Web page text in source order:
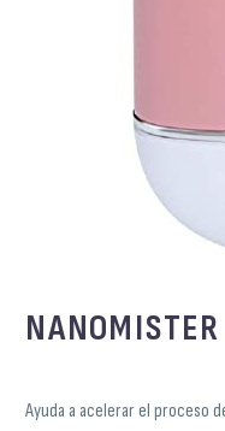
NANOMISTER
Ayuda a acelerar el proceso